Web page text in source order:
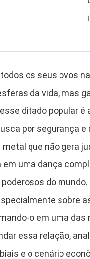
os seus ovos
da vida, mas
ditado popular
por segurança
metal que não gera
uma dança
do
sobre
o em uma
essa relação,
e o cenário